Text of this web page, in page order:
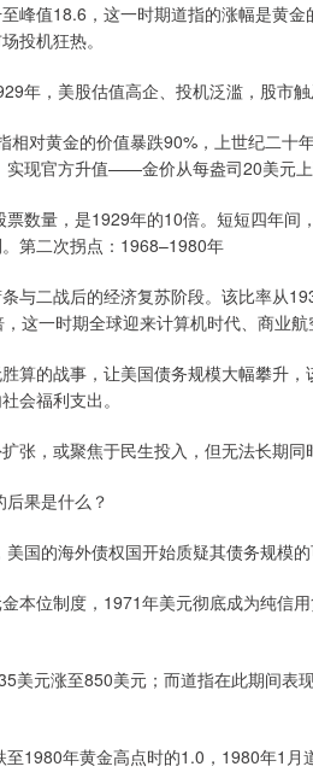
值18.6，这一时期道指的涨幅是黄金
投机狂热。
，美股估值高企、投机泛滥，股市触
对黄金的价值暴跌90%，上世纪二十
现官方升值——金价从每盎司20美元上
量，是1929年的10倍。短短四年间
第二次拐点：1968–1980年
二战后的经济复苏阶段。该比率从
这一时期全球迎来计算机时代、商业航
的战事，让美国债务规模大幅攀升，
会福利支出。
，或聚焦于民生投入，但无法长期同
果是什么？
的海外债权国开始质疑其债务规模的
位制度，1971年美元彻底成为纯信
元涨至850美元；而道指在此期间表
年黄金高点时的1.0，1980年1月